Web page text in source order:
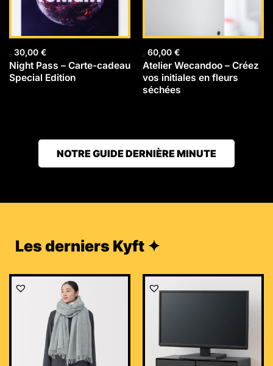
30,00 €
Night Pass – Carte-cadeau
Special Edition
60,00 €
Atelier Wecandoo – Créez
vos initiales en fleurs
séchées
NOTRE GUIDE DERNIÈRE MINUTE
Les derniers Kyft ✦